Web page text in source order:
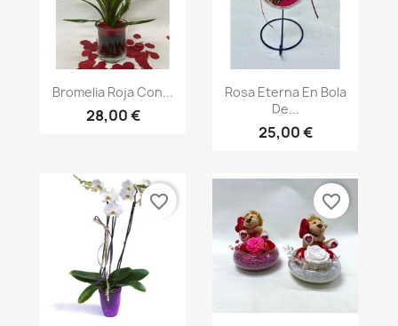
Vista rápida
Bromelia Roja Con...
28,00 €
Vista rápida
Rosa Eterna En Bola
De...
25,00 €
favorite_border favorite_border